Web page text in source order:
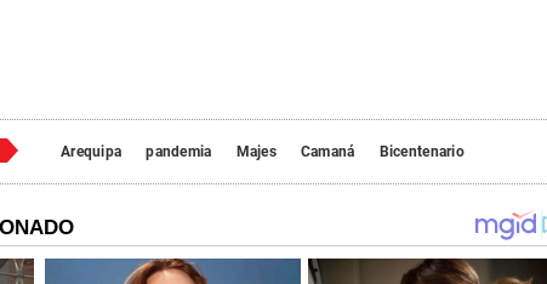
Arequipa pandemia Majes Camaná Bicentenario